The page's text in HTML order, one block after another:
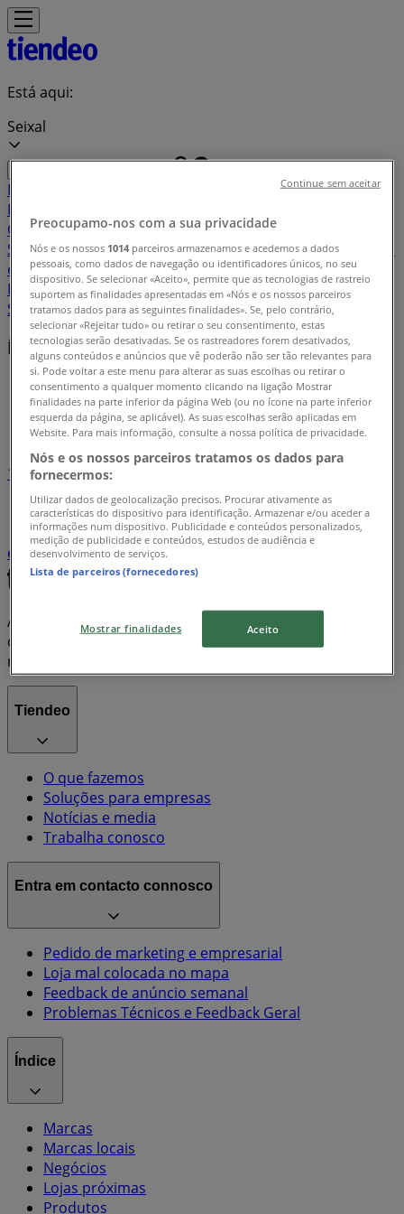
Está aqui:
Seixal
Em Destaque
Decoração
CriançasRoupa, Sapatos e AcessóriosFarmácias e
SaúdeBricolage, Jardim e ConstruçãoDesportoCosmética
e BelezaCarros, Motos e Peças Livrarias, Papelaria e
HobbiesRestaurantesViagensÓticasBancos e
ServiçosCasamentos
Índice de promoções em Seixal
Tiendeo em Seixal»
Índice de promoções
1
informática e eletrónica
Supermercados
desporto
casa
viagens Farmácias e Saúde
Bricolage, Jardim
e Construção
Casa e Decoração
A Tiendeo faz parte da Shopfully, a empresa tecnológica
que está a reinventar o comércio local em todo o
mundo.
Tiendeo
O que fazemos
Soluções para empresas
Notícias e media
Trabalha conosco
Entra em contacto connosco
Pedido de marketing e empresarial
Loja mal colocada no mapa
Feedback de anúncio semanal
Problemas Técnicos e Feedback Geral
Índice
Marcas
Marcas locais
Negócios
Lojas próximas
Produtos
Preocupamo-nos com a sua privacidade
Nós e os nossos 1014 parceiros armazenamos e acedemos a dados
pessoais, como dados de navegação ou identificadores únicos, no seu
dispositivo. Se selecionar «Aceito», permite que as tecnologias de rastreio
suportem as finalidades apresentadas em «Nós e os nossos parceiros
tratamos dados para as seguintes finalidades». Se, pelo contrário,
selecionar «Rejeitar tudo» ou retirar o seu consentimento, estas
tecnologias serão desativadas. Se os rastreadores forem desativados,
alguns conteúdos e anúncios que vê poderão não ser tão relevantes para
si. Pode voltar a este menu para alterar as suas escolhas ou retirar o
consentimento a qualquer momento clicando na ligação Mostrar
finalidades na parte inferior da página Web (ou no ícone na parte inferior
esquerda da página, se aplicável). As suas escolhas serão aplicadas em
Website. Para mais informação, consulte a nossa política de privacidade.
Nós e os nossos parceiros tratamos os dados para
fornecermos:
Utilizar dados de geolocalização precisos. Procurar ativamente as
características do dispositivo para identificação. Armazenar e/ou aceder a
informações num dispositivo. Publicidade e conteúdos personalizados,
medição de publicidade e conteúdos, estudos de audiência e
desenvolvimento de serviços.
Lista de parceiros (fornecedores)
Mostrar finalidades Aceito
Continue sem aceitar